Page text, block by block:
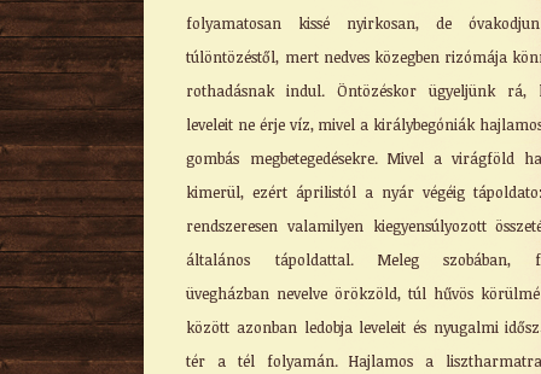
folyamatosan kissé nyirkosan, de
túlöntözéstől, mert nedves közegben rizómája
rothadásnak indul. Öntözéskor ügyeljünk rá,
leveleit ne érje víz, mivel a királybegóniák
gombás megbetegedésekre. Mivel a virágföld
kimerül, ezért áprilistól a nyár végéig
rendszeresen valamilyen kiegyensúlyozott
általános tápoldattal. Meleg szobában,
üvegházban nevelve örökzöld, túl hűvös
között azonban ledobja leveleit és nyugalmi
tér a tél folyamán. Hajlamos a